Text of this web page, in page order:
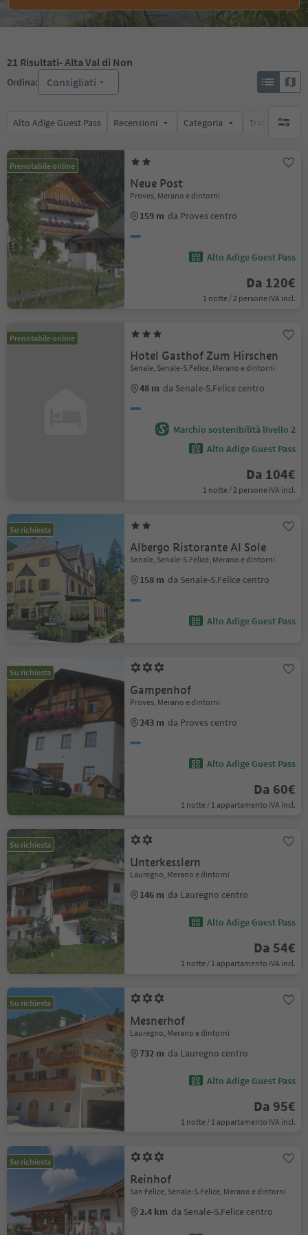
21 Risultati- Alta Val di Non
Ordina: Consigliati
Alto Adige Guest Pass Recensioni Categoria Trattamento
Prenotabile online
Neue Post
Proves, Merano e dintorni
159 m da Proves centro
Alto Adige Guest Pass
Da 120€
1 notte / 2 persone IVA incl.
Prenotabile online
Hotel Gasthof Zum Hirschen
Senale, Senale-S.Felice, Merano e dintorni
48 m da Senale-S.Felice centro
Marchio sostenibilità livello 2
Alto Adige Guest Pass
Da 104€
1 notte / 2 persone IVA incl.
Su richiesta
Albergo Ristorante Al Sole
Senale, Senale-S.Felice, Merano e dintorni
158 m da Senale-S.Felice centro
Alto Adige Guest Pass
Su richiesta
Gampenhof
Proves, Merano e dintorni
243 m da Proves centro
Alto Adige Guest Pass
Da 60€
1 notte / 1 appartamento IVA incl.
Su richiesta
Unterkesslern
Lauregno, Merano e dintorni
146 m da Lauregno centro
Alto Adige Guest Pass
Da 54€
1 notte / 1 appartamento IVA incl.
Su richiesta
Mesnerhof
Lauregno, Merano e dintorni
732 m da Lauregno centro
Alto Adige Guest Pass
Da 95€
1 notte / 1 appartamento IVA incl.
Su richiesta
Reinhof
San Felice, Senale-S.Felice, Merano e dintorni
2.4 km da Senale-S.Felice centro